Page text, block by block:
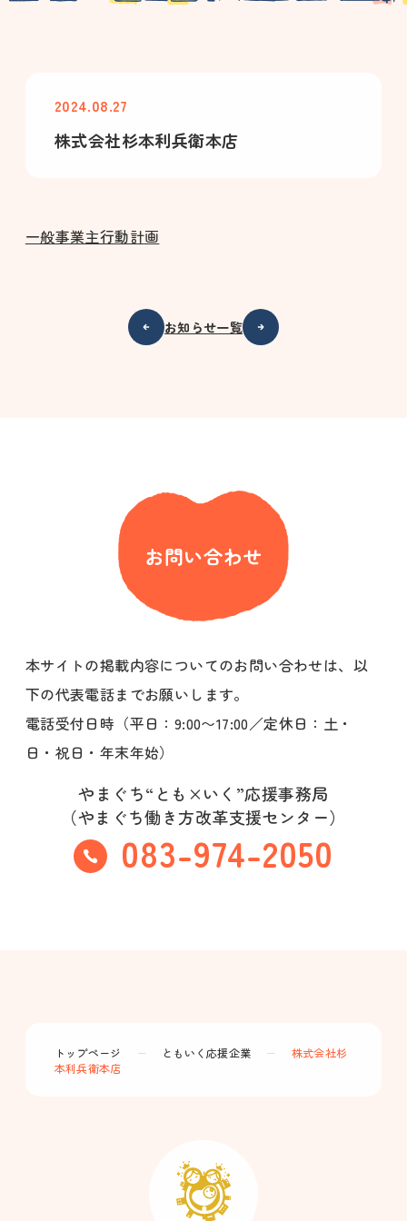
2024.08.27
株式会社杉本利兵衛本店
一般事業主行動計画
お知らせ一覧
お問い合わせ
本サイトの掲載内容についてのお問い合わせは、以
下の代表電話までお願いします。
電話受付日時（平日：9:00〜17:00／定休日：土・
日・祝日・年末年始）
やまぐち“とも×いく”応援事務局
（やまぐち働き方改革支援センター）
083-974-2050
トップページ ー ともいく応援企業 ー
株式会社杉
本利兵衛本店